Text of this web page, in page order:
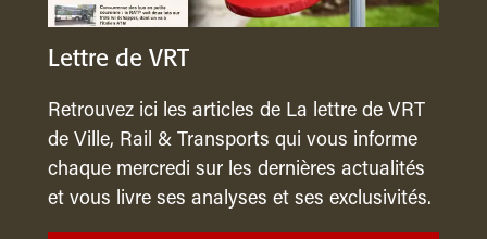
Lettre de VRT
Retrouvez ici les articles de La lettre de VRT
de Ville, Rail & Transports qui vous informe
chaque mercredi sur les dernières actualités
et vous livre ses analyses et ses exclusivités.